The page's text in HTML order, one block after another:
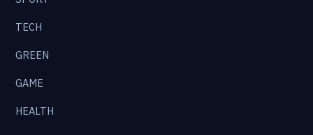
TECH
GREEN
GAME
HEALTH